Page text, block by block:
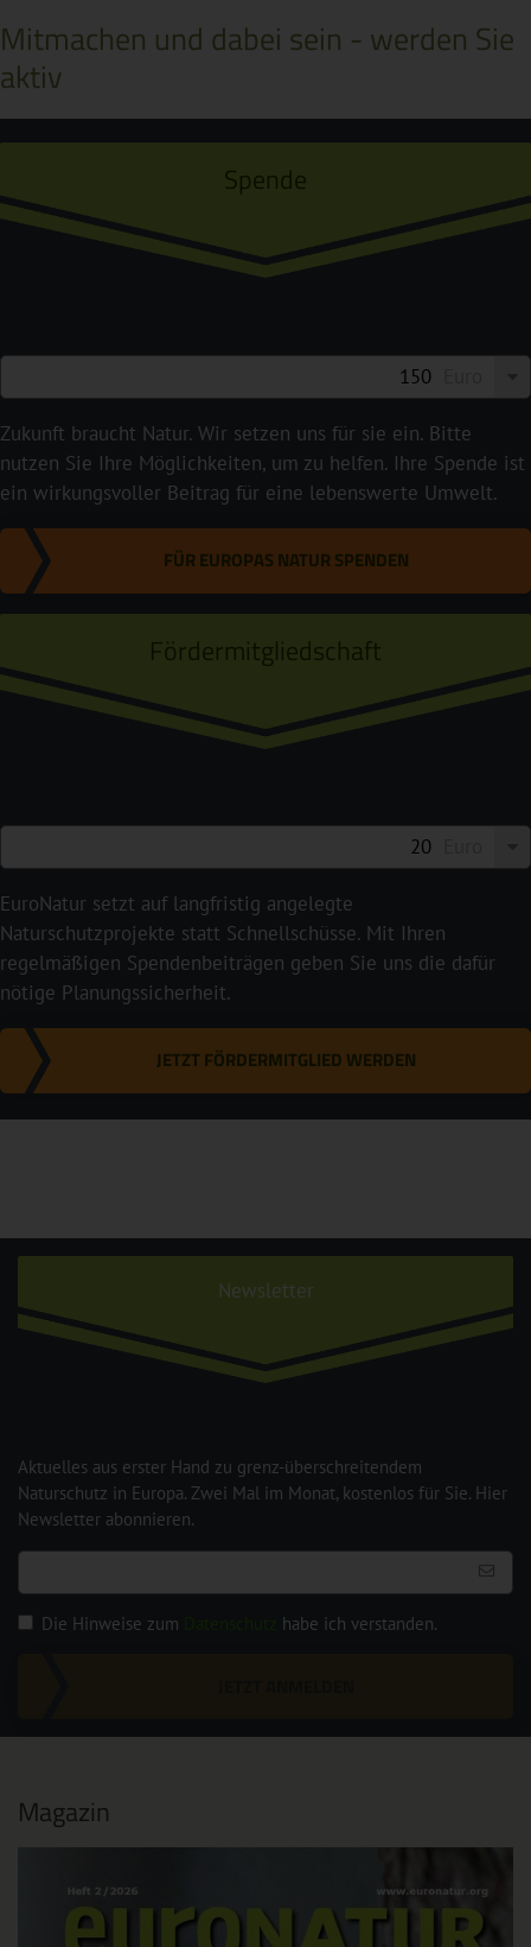
Mitmachen und dabei sein - werden Sie
aktiv
Spende
Zukunft braucht Natur. Wir setzen uns für sie ein. Bitte
nutzen Sie Ihre Möglichkeiten, um zu helfen. Ihre Spende ist
ein wirkungsvoller Beitrag für eine lebenswerte Umwelt.
FÜR EUROPAS NATUR SPENDEN
Fördermitgliedschaft
EuroNatur setzt auf langfristig angelegte
Naturschutzprojekte statt Schnellschüsse. Mit Ihren
regelmäßigen Spendenbeiträgen geben Sie uns die dafür
nötige Planungssicherheit.
JETZT FÖRDERMITGLIED WERDEN
Newsletter
Aktuelles aus erster Hand zu grenz-überschreitendem
Naturschutz in Europa. Zwei Mal im Monat, kostenlos für Sie. Hier
Newsletter abonnieren.
Die Hinweise zum habe ich verstanden.
Magazin